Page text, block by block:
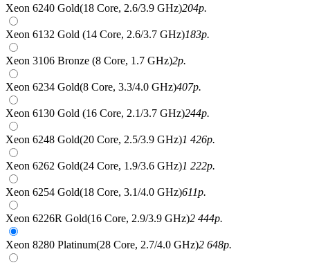
Xeon 6240 Gold(18 Core, 2.6/3.9 GHz)204р.
Xeon 6132 Gold (14 Core, 2.6/3.7 GHz)183р.
Xeon 3106 Bronze (8 Core, 1.7 GHz)2р.
Xeon 6234 Gold(8 Core, 3.3/4.0 GHz)407р.
Xeon 6130 Gold (16 Core, 2.1/3.7 GHz)244р.
Xeon 6248 Gold(20 Core, 2.5/3.9 GHz)1 426р.
Xeon 6262 Gold(24 Core, 1.9/3.6 GHz)1 222р.
Xeon 6254 Gold(18 Core, 3.1/4.0 GHz)611р.
Xeon 6226R Gold(16 Core, 2.9/3.9 GHz)2 444р.
Xeon 8280 Platinum(28 Core, 2.7/4.0 GHz)2 648р.